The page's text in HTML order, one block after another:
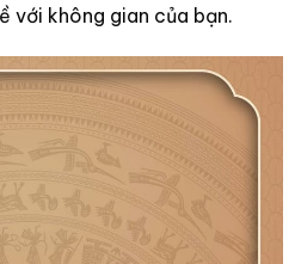
với không gian của bạn.